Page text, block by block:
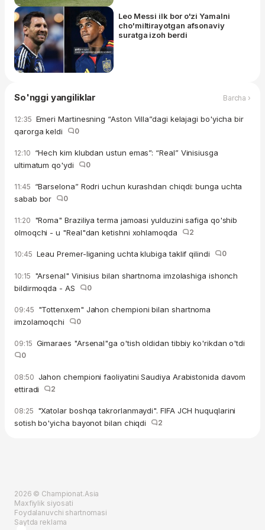
Leo Messi ilk bor o'zi Yamalni
cho'miltirayotgan afsonaviy
suratga izoh berdi
So'nggi yangiliklar Barcha ›
12:35 Emeri Martinesning “Aston Villa”dagi kelajagi bo'yicha bir
qarorga keldi
0
12:10 “Hech kim klubdan ustun emas”: “Real” Vinisiusga
ultimatum qo'ydi
0
11:45 “Barselona” Rodri uchun kurashdan chiqdi: bunga uchta
sabab bor
0
11:20 "Roma" Braziliya terma jamoasi yulduzini safiga qo'shib
olmoqchi - u "Real"dan ketishni xohlamoqda
2
10:45 Leau Premer-liganing uchta klubiga taklif qilindi 0
10:15 "Arsenal" Vinisius bilan shartnoma imzolashiga ishonch
bildirmoqda - AS
0
09:45 "Tottenxem" Jahon chempioni bilan shartnoma
imzolamoqchi
0
09:15 Gimaraes "Arsenal"ga o'tish oldidan tibbiy ko'rikdan o'tdi
0
08:50 Jahon chempioni faoliyatini Saudiya Arabistonida davom
ettiradi
2
08:25 "Xatolar boshqa takrorlanmaydi". FIFA JCH huquqlarini
sotish bo'yicha bayonot bilan chiqdi
2
2026 © Championat.Asia
Maxfiylik siyosati
Foydalanuvchi shartnomasi
Saytda reklama